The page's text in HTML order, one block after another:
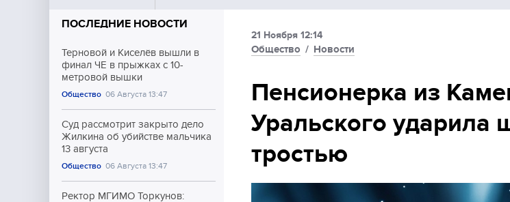
Ближний Восток Политика
Общество
Экономика
Культура
Спорт
ПОСЛЕДНИЕ НОВОСТИ
Терновой и Киселёв вышли в
финал ЧЕ в прыжках с 10-
метровой вышки
Общество 06 Августа 13:47
Суд рассмотрит закрыто дело
Жилкина об убийстве мальчика
13 августа
Общество 06 Августа 13:47
Ректор МГИМО Торкунов:
21 Ноября 12:14
Общество / Новости
Пенсионерка из
Уральского ударила
тростью